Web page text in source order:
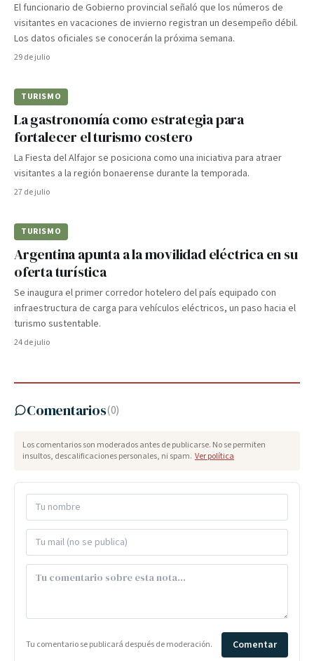
El funcionario de Gobierno provincial señaló que los números de
visitantes en vacaciones de invierno registran un desempeño débil.
Los datos oficiales se conocerán la próxima semana.
29 de julio
TURISMO
La gastronomía como estrategia para
fortalecer el turismo costero
La Fiesta del Alfajor se posiciona como una iniciativa para atraer
visitantes a la región bonaerense durante la temporada.
27 de julio
TURISMO
Argentina apunta a la movilidad eléctrica en su
oferta turística
Se inaugura el primer corredor hotelero del país equipado con
infraestructura de carga para vehículos eléctricos, un paso hacia el
turismo sustentable.
24 de julio
Comentarios(0)
Los comentarios son moderados antes de publicarse. No se permiten
insultos, descalificaciones personales, ni spam. Ver política
Tu comentario se publicará después de moderación. Comentar